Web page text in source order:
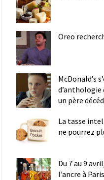
Oreo
McDonald’s
d’anthologie
un père
La tasse
ne pourrez
Du 7 au 9
l’ancre à Paris